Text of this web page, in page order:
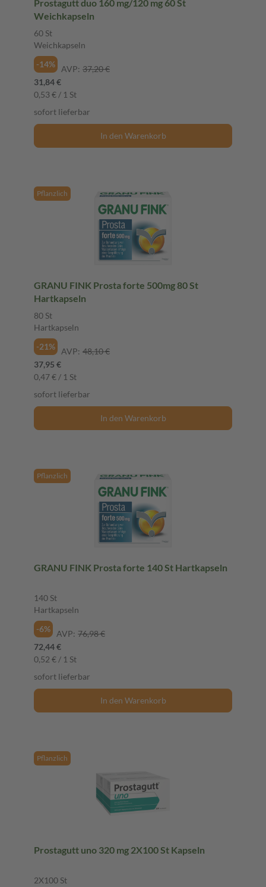
Prostagutt duo 160 mg/120 mg 60 St
Weichkapseln
60 St
Weichkapseln
-14%
AVP: 37,20 €
31,84 €
0,53 € / 1 St
sofort lieferbar
In den Warenkorb
Pflanzlich
GRANU FINK Prosta forte 500mg 80 St
Hartkapseln
80 St
Hartkapseln
-21%
AVP: 48,10 €
37,95 €
0,47 € / 1 St
sofort lieferbar
In den Warenkorb
Pflanzlich
GRANU FINK Prosta forte 140 St Hartkapseln
140 St
Hartkapseln
-6%
AVP: 76,98 €
72,44 €
0,52 € / 1 St
sofort lieferbar
In den Warenkorb
Pflanzlich
Prostagutt uno 320 mg 2X100 St Kapseln
2X100 St